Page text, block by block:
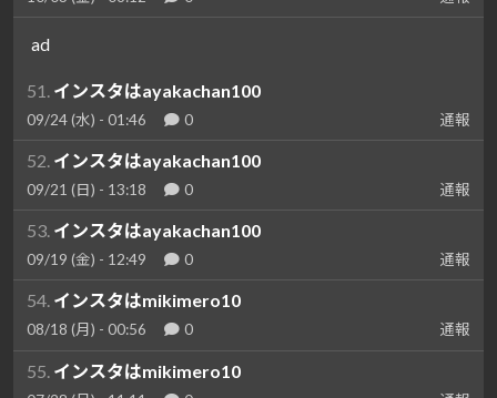
ad
51. インスタはayakachan100
09/24 (水) - 01:46 0 通報
52. インスタはayakachan100
09/21 (日) - 13:18 0 通報
53. インスタはayakachan100
09/19 (金) - 12:49 0 通報
54. インスタはmikimero10
08/18 (月) - 00:56 0 通報
55. インスタはmikimero10